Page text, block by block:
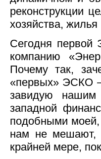
реконструкции
хозяйства,
Сегодня
компанию
Почему так,
«первых» ЭСКО
завидую
западной
подобными
нам не мешают,
крайней мере,